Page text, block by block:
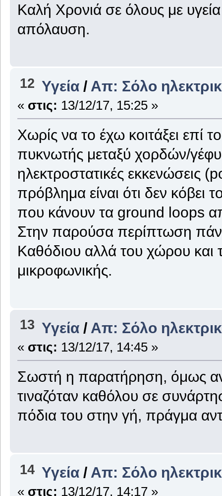
Καλή Χρονιά σε όλους με
απόλαυση.
12 Υγεία / Απ: Σόλο
« στις: 13/12/17, 15:25 »
Χωρίς να το έχω κοιτάξει επί
πυκνωτής μεταξύ χορδών/
ηλεκτροστατικές εκκενώσεις
πρόβλημα είναι ότι δεν κόβει
που κάνουν τα ground loops
Στην παρούσα περίπτωση
Καθόδιου αλλά του χώρου και
μικροφωνικής.
13 Υγεία / Απ: Σόλο
« στις: 13/12/17, 14:45 »
Σωστή η παρατήρηση, όμως
τιναζόταν καθόλου σε
πόδια του στην γή, πράγμα
14 Υγεία / Απ: Σόλο
« στις: 13/12/17, 14:17 »